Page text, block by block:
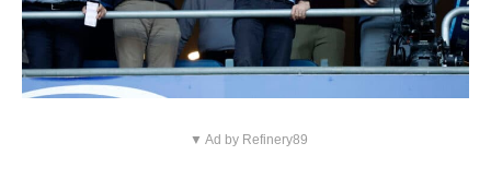
▼ Ad by Refinery89